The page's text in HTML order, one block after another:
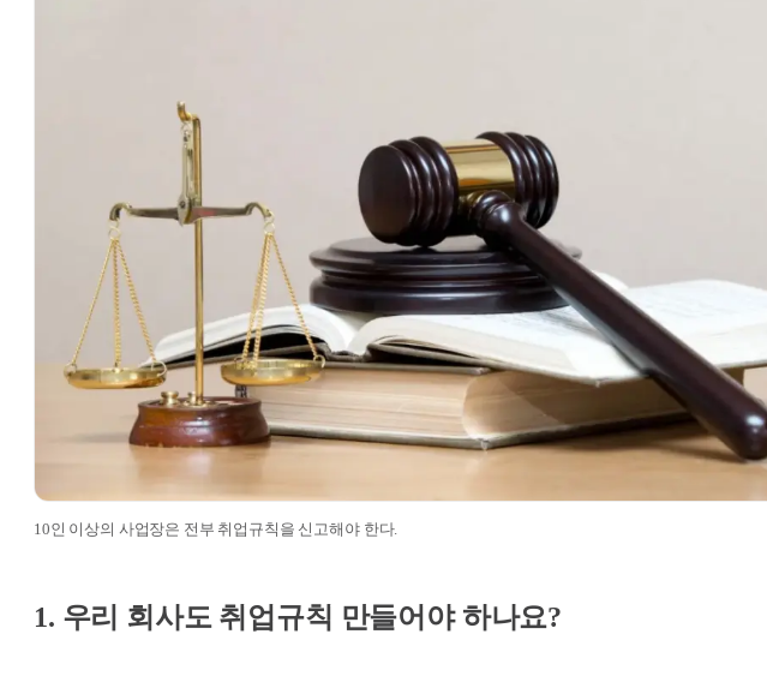
10인 이상의 사업장은 전부 취업규칙을 신고해야 한다.
1. 우리 회사도 취업규칙 만들어야 하나요?